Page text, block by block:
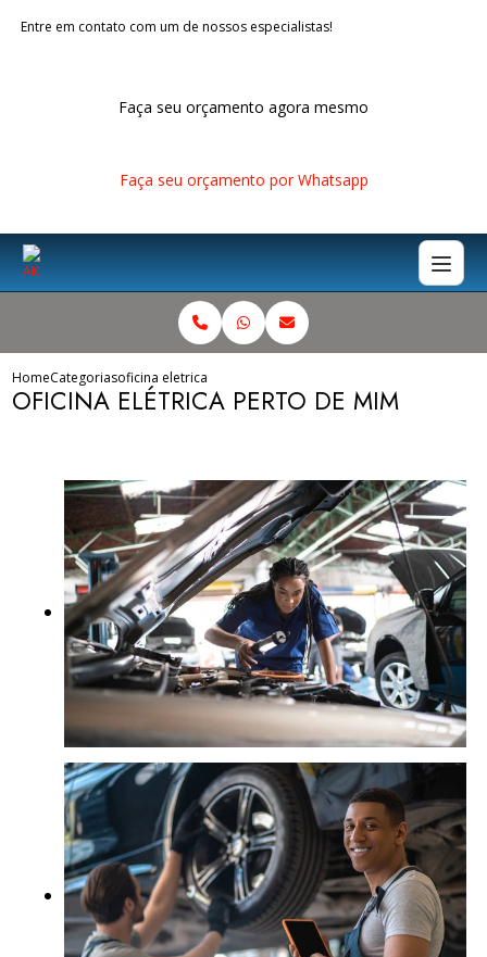
Entre em contato com um de nossos especialistas!
Faça seu orçamento agora mesmo
Faça seu orçamento por Whatsapp
HomeCategoriasoficina eletrica perto mim
OFICINA ELÉTRICA PERTO DE MIM